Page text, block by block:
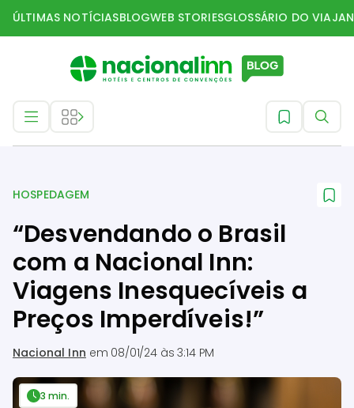
ÚLTIMAS NOTÍCIASBLOGWEB STORIESGLOSSÁRIO DO
HOSPEDAGEM
“Desvendando o Brasil
com a Nacional Inn:
Viagens Inesquecíveis a
Preços Imperdíveis!”
Nacional Inn em 08/01/24 às 3:14 PM
3 min.